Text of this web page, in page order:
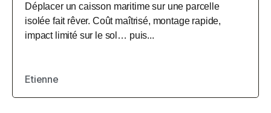
Déplacer un caisson maritime sur une parcelle
isolée fait rêver. Coût maîtrisé, montage rapide,
impact limité sur le sol… puis...
Etienne